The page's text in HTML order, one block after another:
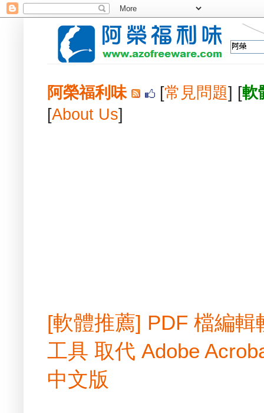
阿榮福利味 [常見問題] [軟
[About Us]
[軟體推薦] PDF 檔編
工具 取代 Adobe
中文版